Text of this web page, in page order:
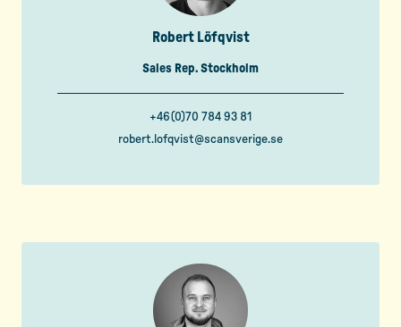
Robert Löfqvist
Sales Rep. Stockholm
+46(0)70 784 93 81
robert.lofqvist@scansverige.se